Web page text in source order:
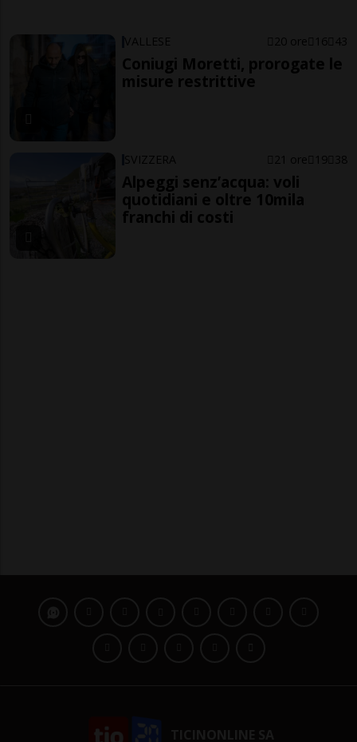
VALLESE 20 ore 16 43
Coniugi Moretti, prorogate le
misure restrittive
SVIZZERA 21 ore 19 38
Alpeggi senz’acqua: voli
quotidiani e oltre 10mila
franchi di costi